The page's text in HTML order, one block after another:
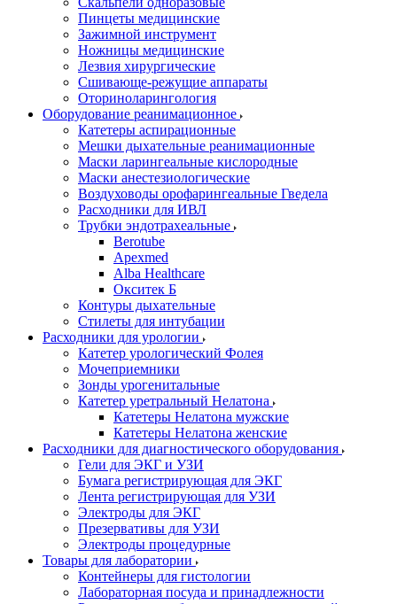
Пинцеты медицинские
Зажимной инструмент
Ножницы медицинские
Лезвия хирургические
Сшивающе-режущие аппараты
Оториноларингология
Оборудование реанимационное
Катетеры аспирационные
Мешки дыхательные реанимационные
Маски ларингеальные кислородные
Маски анестезиологические
Воздуховоды орофарингеальные Гведела
Расходники для ИВЛ
Трубки эндотрахеальные
Berotube
Apexmed
Alba Healthcare
Окситек Б
Контуры дыхательные
Стилеты для интубации
Расходники для урологии
Катетер урологический Фолея
Мочеприемники
Зонды урогенитальные
Катетер уретральный Нелатона
Катетеры Нелатона мужские
Катетеры Нелатона женские
Расходники для диагностического оборудования
Гели для ЭКГ и УЗИ
Бумага регистрирующая для ЭКГ
Лента регистрирующая для УЗИ
Электроды для ЭКГ
Презервативы для УЗИ
Электроды процедурные
Товары для лаборатории
Контейнеры для гистологии
Лабораторная посуда и принадлежности